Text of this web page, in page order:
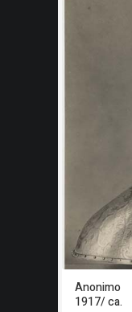
Anonimo
1917/ ca.